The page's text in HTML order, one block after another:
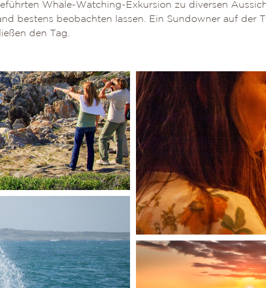
Whale-Watching-Exkursion zu diversen
bestens beobachten lassen. Ein Sundowner auf der
den Tag.